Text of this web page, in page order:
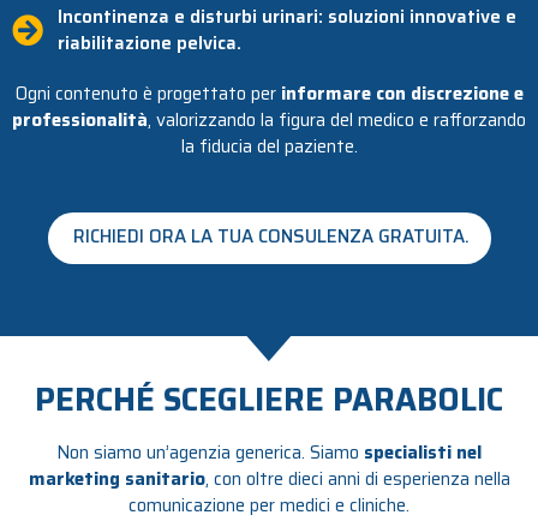
Incontinenza e disturbi urinari: soluzioni innovative e
riabilitazione pelvica.
Ogni contenuto è progettato per informare con discrezione e
professionalità, valorizzando la figura del medico e rafforzando
la fiducia del paziente.
RICHIEDI ORA LA TUA CONSULENZA GRATUITA.
PERCHÉ SCEGLIERE PARABOLIC
Non siamo un’agenzia generica. Siamo specialisti nel
marketing sanitario, con oltre dieci anni di esperienza nella
comunicazione per medici e cliniche.